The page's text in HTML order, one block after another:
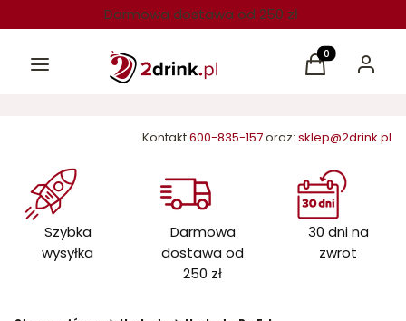
Darmowa dostawa od 250 zł
Menu Produkty w
Koszyk Zaloguj
Kontakt600-835-157oraz: sklep@2drink.pl
Szybka
wysyłka
Darmowa
dostawa od
250 zł
30 dni na
zwrot